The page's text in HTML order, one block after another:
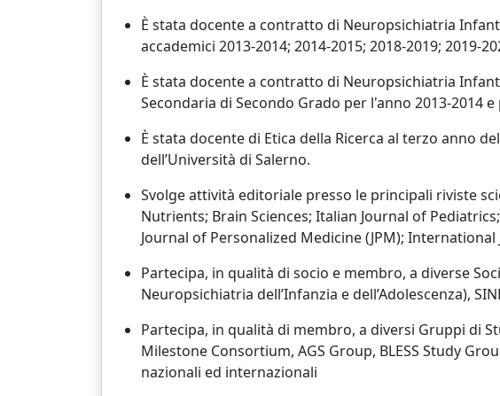
È stata docente a contratto di Neuropsichiatria
accademici 2013-2014; 2014-2015; 2018-2019; 2019-
È stata docente a contratto di Neuropsichiatria
Secondaria di Secondo Grado per l'anno 2013-2014 e
È stata docente di Etica della Ricerca al terzo anno
dell’Università di Salerno.
Svolge attività editoriale presso le principali riviste
Nutrients; Brain Sciences; Italian Journal of
Journal of Personalized Medicine (JPM);
Partecipa, in qualità di socio e membro, a diverse
Neuropsichiatria dell’Infanzia e dell’Adolescenza),
Partecipa, in qualità di membro, a diversi Gruppi di
Milestone Consortium, AGS Group, BLESS Study
nazionali ed internazionali